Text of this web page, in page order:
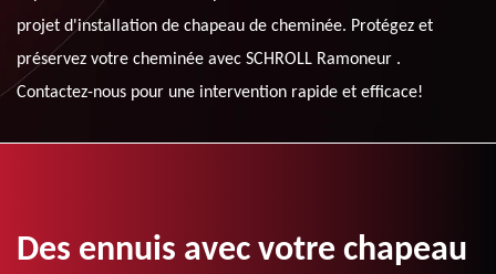
projet d'installation de chapeau de cheminée. Protégez et
préservez votre cheminée avec SCHROLL Ramoneur .
Contactez-nous pour une intervention rapide et efficace!
Des ennuis avec votre chapeau